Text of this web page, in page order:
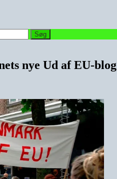
nye Ud af EU-blog